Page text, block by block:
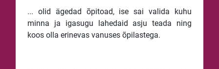
... olid ägedad õpitoad, ise sai valida kuhu
minna ja igasugu lahedaid asju teada ning
koos olla erinevas vanuses õpilastega.